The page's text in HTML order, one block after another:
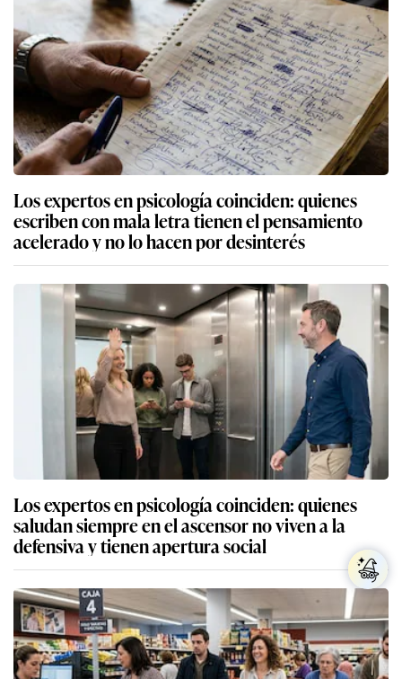
Los expertos en psicología coinciden: quienes
escriben con mala letra tienen el pensamiento
acelerado y no lo hacen por desinterés
Los expertos en psicología coinciden: quienes
saludan siempre en el ascensor no viven a la
defensiva y tienen apertura social